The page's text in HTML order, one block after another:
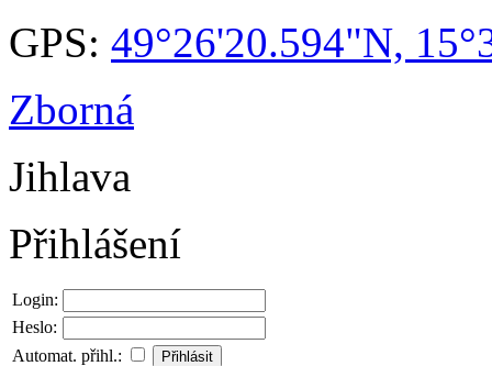
GPS: 49°26'20.594"N,
Zborná
Jihlava
Přihlášení
Login:
Heslo:
Automat. přihl.: